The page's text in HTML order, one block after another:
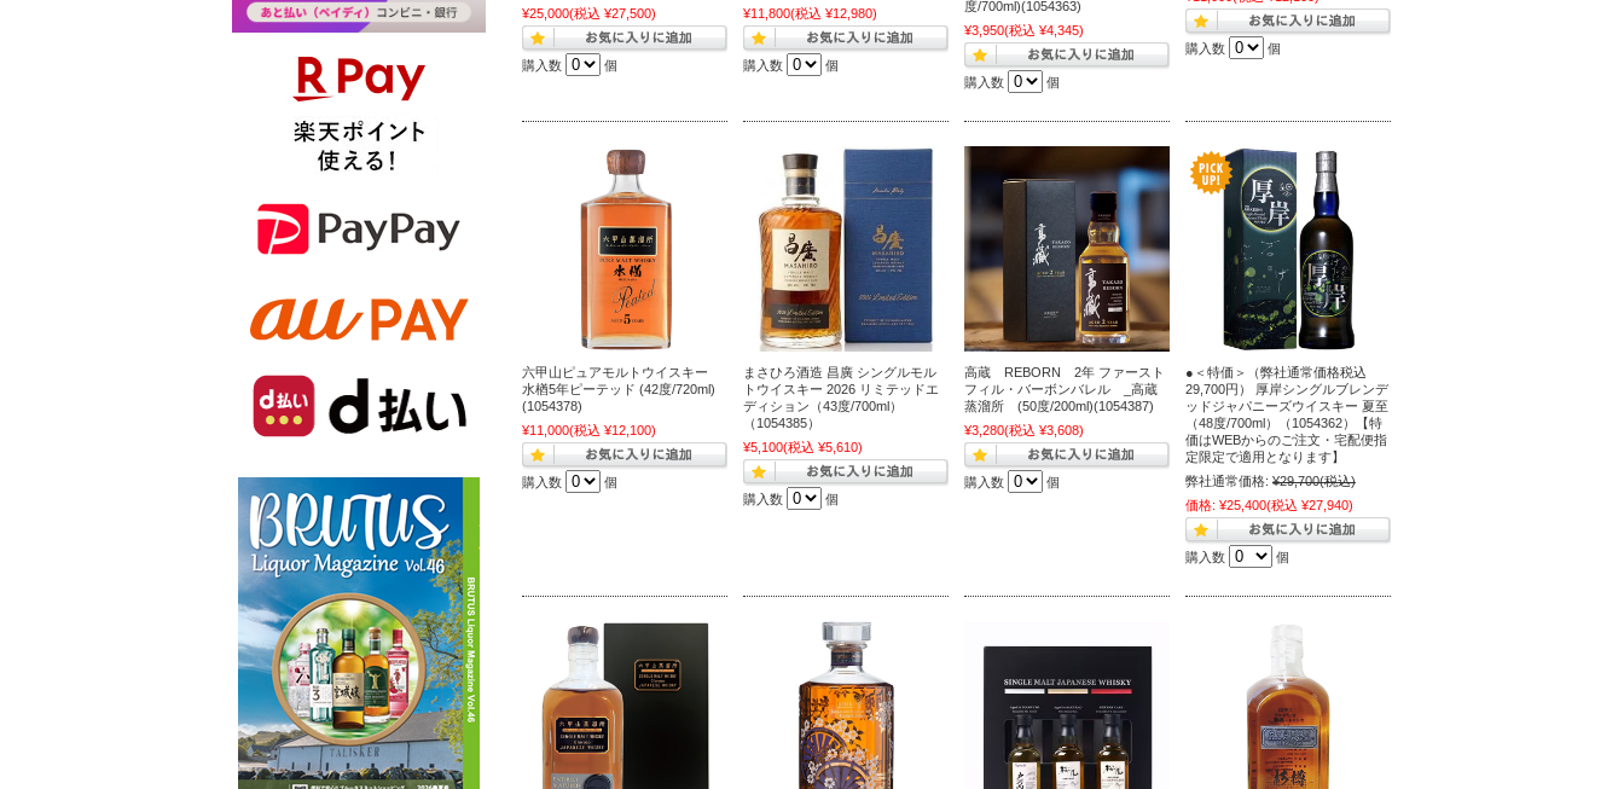
¥25,000(税込 ¥27,500)
購入数 個
¥11,800(税込 ¥12,980)
購入数 個
度/700ml)(1054363)
¥3,950(税込 ¥4,345)
購入数 個
購入数 個
六甲山ピュアモルトウイスキー
水楢5年ピーテッド (42度/720ml)
(1054378)
¥11,000(税込 ¥12,100)
購入数 個
まさひろ酒造 昌廣 シングルモル
トウイスキー 2026 リミテッドエ
ディション（43度/700ml）
（1054385）
¥5,100(税込 ¥5,610)
購入数 個
高蔵 REBORN 2年 ファースト
フィル・バーボンバレル _高蔵
蒸溜所 (50度/200ml)(1054387)
¥3,280(税込 ¥3,608)
購入数 個
●＜特価＞（弊社通常価格税込
29,700円） 厚岸シングルブレンデ
ッドジャパニーズウイスキー 夏至
（48度/700ml）（1054362）【特
価はWEBからのご注文・宅配便指
定限定で適用となります】
弊社通常価格: ¥29,700(税込)
価格: ¥25,400(税込 ¥27,940)
購入数 個